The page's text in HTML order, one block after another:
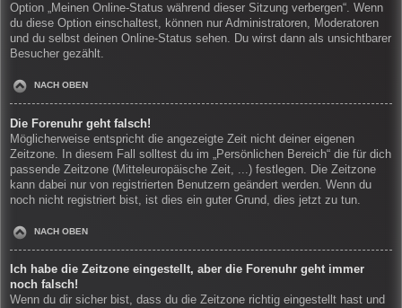
Option „Meinen Online-Status während dieser Sitzung verbergen“. Wenn
du diese Option einschaltest, können nur Administratoren, Moderatoren
und du selbst deinen Online-Status sehen. Du wirst dann als unsichtbarer
Besucher gezählt.
NACH OBEN
Die Forenuhr geht falsch!
Möglicherweise entspricht die angezeigte Zeit nicht deiner eigenen
Zeitzone. In diesem Fall solltest du im „Persönlichen Bereich“ die für dich
passende Zeitzone (Mitteleuropäische Zeit, ...) festlegen. Die Zeitzone
kann dabei nur von registrierten Benutzern geändert werden. Wenn du
noch nicht registriert bist, ist dies ein guter Grund, dies jetzt zu tun.
NACH OBEN
Ich habe die Zeitzone eingestellt, aber die Forenuhr geht immer
noch falsch!
Wenn du dir sicher bist, dass du die Zeitzone richtig eingestellt hast und